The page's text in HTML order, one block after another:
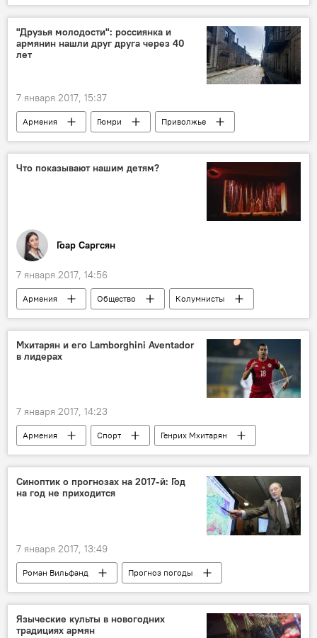
Новый год
фильмы тест
"Друзья молодости": россиянка и
армянин нашли друг друга через 40
лет
7 января 2017, 15:37
Армения Гюмри
Приволжье
землетрясение
Что показывают нашим детям?
Гоар Саргсян
7 января 2017, 14:56
Армения Общество Колумнисты
Мхитарян и его Lamborghini Aventador
в лидерах
7 января 2017, 14:23
Армения Спорт
Генрих Мхитарян
"Манчестер Юнайтед"
список крутых тачек
Синоптик о прогнозах на 2017-й: Год
на год не приходится
7 января 2017, 13:49
Роман Вильфанд
Прогноз погоды
Голос
Языческие культы в новогодних
традициях армян